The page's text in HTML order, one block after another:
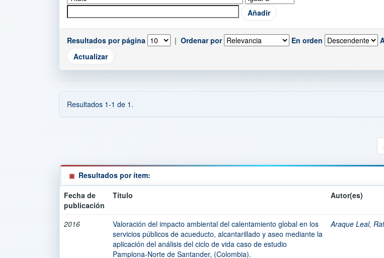
Resultados por página | Ordenar por En orden
Resultados 1-1 de 1.
Resultados por ítem:
Fecha de
publicación
Título Autor(es)
2016
Valoración del impacto ambiental del calentamiento global en los
servicios públicos de acueducto, alcantarillado y aseo mediante la
aplicación del análisis del ciclo de vida caso de estudio
Pamplona-Norte de Santander, (Colombia).
Araque Leal,